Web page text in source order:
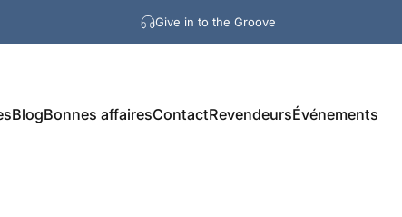
Give in to the Groove
BlogBonnes affairesContactRevendeursÉvénements